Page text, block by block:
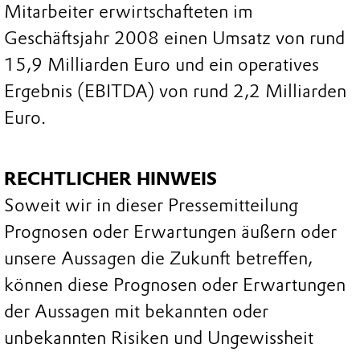
Mitarbeiter erwirtschafteten im
Geschäftsjahr 2008 einen Umsatz von rund
15,9 Milliarden Euro und ein operatives
Ergebnis (EBITDA) von rund 2,2 Milliarden
Euro.
RECHTLICHER HINWEIS
Soweit wir in dieser Pressemitteilung
Prognosen oder Erwartungen äußern oder
unsere Aussagen die Zukunft betreffen,
können diese Prognosen oder Erwartungen
der Aussagen mit bekannten oder
unbekannten Risiken und Ungewissheit